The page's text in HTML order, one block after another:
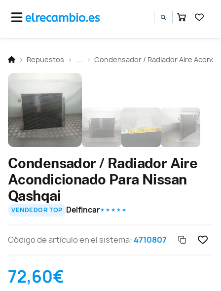
Repuestos Condensador / Radiador Aire
Condensador / Radiador Aire
Acondicionado Para Nissan
Qashqai
VENDEDOR TOP Delfincar★ ★ ★ ★ ★
Código de artículo en el sistema:4710807
72,60€